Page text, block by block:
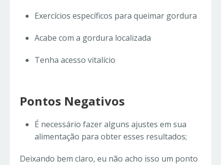
Exercícios específicos para queimar gordura
Acabe com a gordura localizada
Tenha acesso vitalício
Pontos Negativos
É necessário fazer alguns ajustes em sua
alimentação para obter esses resultados;
Deixando bem claro, eu não acho isso um ponto